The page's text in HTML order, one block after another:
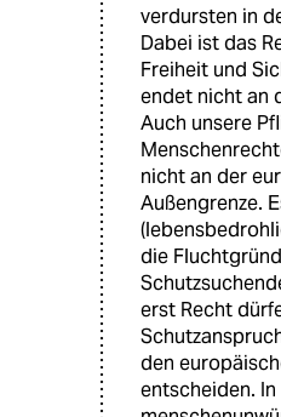
verdursten in
Dabei ist das
Freiheit und
endet nicht an
Auch unsere
nicht an der
Außengrenze.
die
erst Recht
den
entscheiden. In